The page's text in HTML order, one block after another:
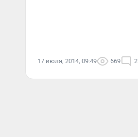
17 июля, 2014, 09:49 669 2